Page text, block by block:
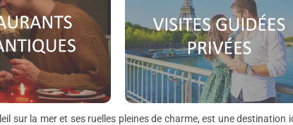
sur la mer et ses ruelles pleines de charme, est une